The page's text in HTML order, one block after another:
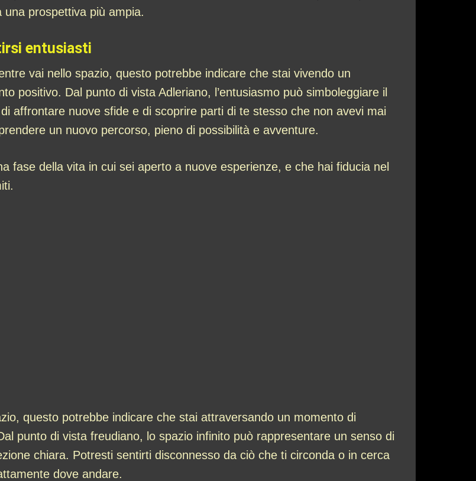
prospettiva più ampia.
entusiasti
vai nello spazio, questo potrebbe indicare che stai vivendo un
positivo. Dal punto di vista Adleriano, l’entusiasmo può simboleggiare il
affrontare nuove sfide e di scoprire parti di te stesso che non avevi mai
un nuovo percorso, pieno di possibilità e avventure.
fase della vita in cui sei aperto a nuove esperienze, e che hai fiducia nel
questo potrebbe indicare che stai attraversando un momento di
punto di vista freudiano, lo spazio infinito può rappresentare un senso di
chiara. Potresti sentirti disconnesso da ciò che ti circonda o in cerca
dove andare.